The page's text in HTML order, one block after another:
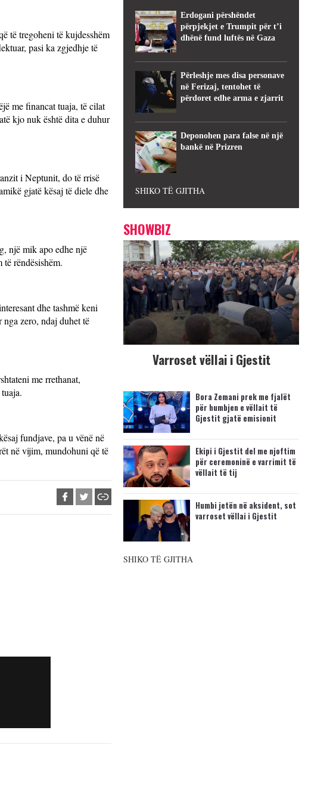
të tregoheni të kujdesshëm
pasi ka zgjedhje të
me financat tuaja, të cilat
kjo nuk është dita e duhur
i Neptunit, do të rrisë
gjatë kësaj të diele dhe
një mik apo edhe një
rëndësishëm.
dhe tashmë keni
zero, ndaj duhet të
me rrethanat,
fundjave, pa u vënë në
në vijim, mundohuni që të
Erdogani përshëndet
përpjekjet e Trumpit për t’i
dhënë fund luftës në Gaza
Përleshje mes disa personave
në Ferizaj, tentohet të
përdoret edhe arma e zjarrit
Deponohen para false në një
bankë në Prizren
SHIKO TË GJITHA
SHOWBIZ
Varroset vëllai i Gjestit
Bora Zemani prek me fjalët
për humbjen e vëllait të
Gjestit gjatë emisionit
Ekipi i Gjestit del me njoftim
për ceremoninë e varrimit të
vëllait të tij
Humbi jetën në aksident, sot
varroset vëllai i Gjestit
SHIKO TË GJITHA